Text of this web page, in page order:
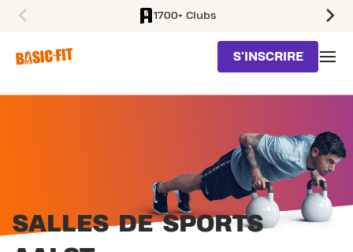
1700+ Clubs
S'INSCRIRE
SALLES DE SPORTS